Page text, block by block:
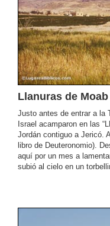
Llanuras de Moab
Justo antes de entrar a la
Israel acamparon en las
Jordán contiguo a Jericó.
libro de Deuteronomio).
aquí por un mes a
subió al cielo en un